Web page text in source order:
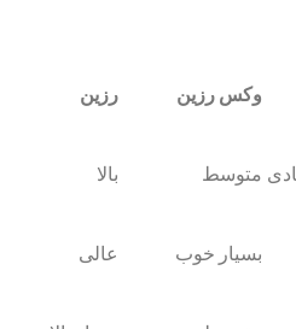
وکس رزین رزین
متوسط بالا
بسیار خوب عالی